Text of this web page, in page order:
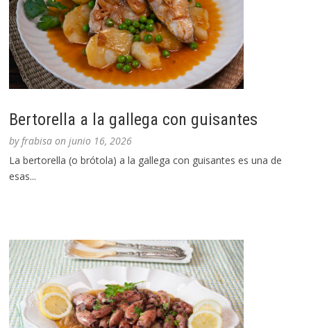
Bertorella a la gallega con guisantes
byfrabisa onjunio 16, 2026
La bertorella (o brótola) a la gallega con guisantes es una de
esas...